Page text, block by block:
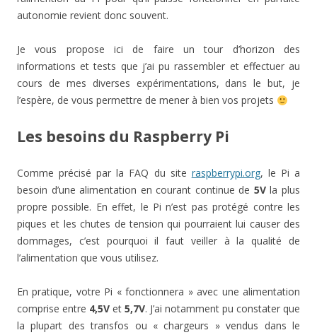
autonomie revient donc souvent.
Je vous propose ici de faire un tour d’horizon des
informations et tests que j’ai pu rassembler et effectuer au
cours de mes diverses expérimentations, dans le but, je
l’espère, de vous permettre de mener à bien vos projets
Les besoins du Raspberry Pi
Comme précisé par la FAQ du site raspberrypi.org, le Pi a
besoin d’une alimentation en courant continue de 5Vla plus
propre possible. En effet, le Pi n’est pas protégé contre les
piques et les chutes de tension qui pourraient lui causer des
dommages, c’est pourquoi il faut veiller à la qualité de
l’alimentation que vous utilisez.
En pratique, votre Pi « fonctionnera » avec une alimentation
comprise entre 4,5V et 5,7V. J’ai notamment pu constater que
la plupart des transfos ou « chargeurs » vendus dans le